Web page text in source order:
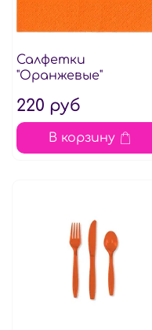
Салфетки
"Оранжевые"
220 руб
В корзину